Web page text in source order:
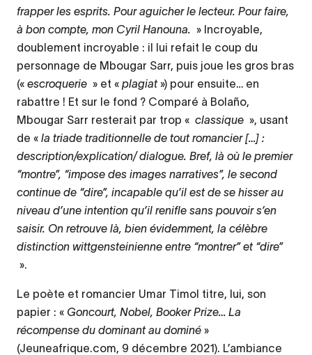
frapper les esprits. Pour aguicher le lecteur. Pour faire,
à bon compte, mon Cyril Hanouna. » Incroyable,
doublement incroyable : il lui refait le coup du
personnage de Mbougar Sarr, puis joue les gros bras
(« escroquerie » et « plagiat ») pour ensuite… en
rabattre ! Et sur le fond ? Comparé à Bolaño,
Mbougar Sarr resterait par trop « classique », usant
de « la triade traditionnelle de tout romancier […] :
description/explication/ dialogue. Bref, là où le premier
“montre”, “impose des images narratives”, le second
continue de “dire”, incapable qu’il est de se hisser au
niveau d’une intention qu’il renifle sans pouvoir s’en
saisir. On retrouve là, bien évidemment, la célèbre
distinction wittgensteinienne entre “montrer” et “dire”
».
Le poète et romancier Umar Timol titre, lui, son
papier : « Goncourt, Nobel, Booker Prize… La
récompense du dominant au dominé »
(Jeuneafrique.com, 9 décembre 2021). L’ambiance